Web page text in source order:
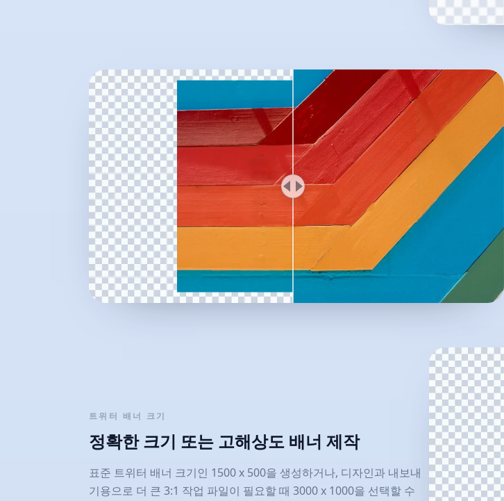
트위터 배너 크기
정확한 크기 또는 고해상도 배너 제작
표준 트위터 배너 크기인 1500 x 500을 생성하거나, 디자인과 내보내
기용으로 더 큰 3:1 작업 파일이 필요할 때 3000 x 1000을 선택할 수